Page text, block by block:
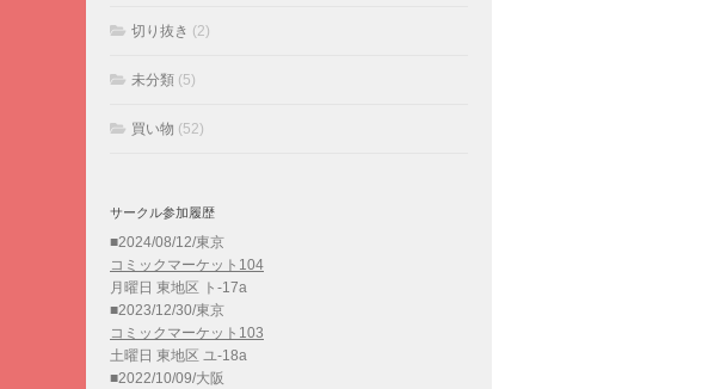
切り抜き (2)
未分類 (5)
買い物 (52)
サークル参加履歴
■2024/08/12/東京
コミックマーケット104
月曜日 東地区 ト-17a
■2023/12/30/東京
コミックマーケット103
土曜日 東地区 ユ-18a
■2022/10/09/大阪